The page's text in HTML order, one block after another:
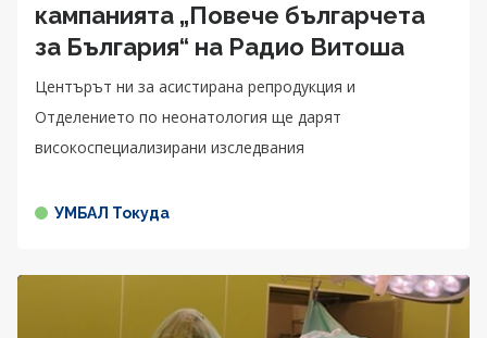
кампанията „Повече българчета
за България“ на Радио Витоша
Центърът ни за асистирана репродукция и
Отделението по неонатология ще дарят
високоспециализирани изследвания
УМБАЛ Токуда